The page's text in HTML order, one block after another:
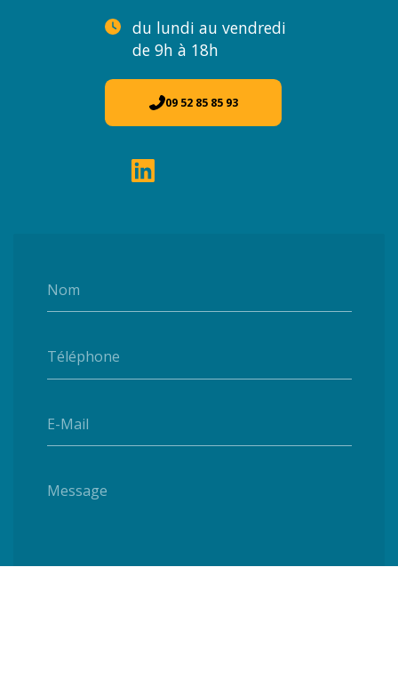
Nom
Téléphone
E-Mail
Message
du lundi au vendredi
de 9h à 18h
09 52 85 85 93